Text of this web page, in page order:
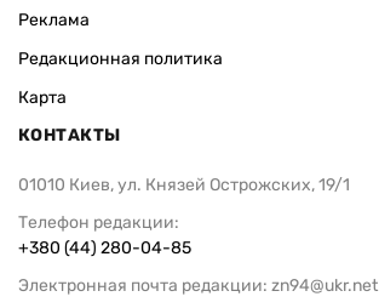
Реклама
Редакционная политика
Карта
КОНТАКТЫ
01010 Киев, ул. Князей Острожских, 19/1
Телефон редакции:
+380 (44) 280-04-85
Электронная почта редакции: zn94@ukr.net